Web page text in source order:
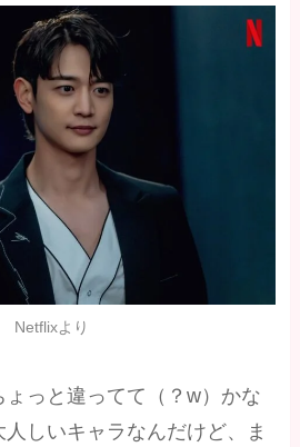
Netflixより
っと違ってて（？w）かな
しいキャラなんだけど、ま